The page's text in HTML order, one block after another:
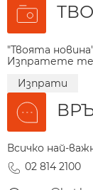
"Твоята
Изпратете
Изпрати
Всичко най-
02 814 2100